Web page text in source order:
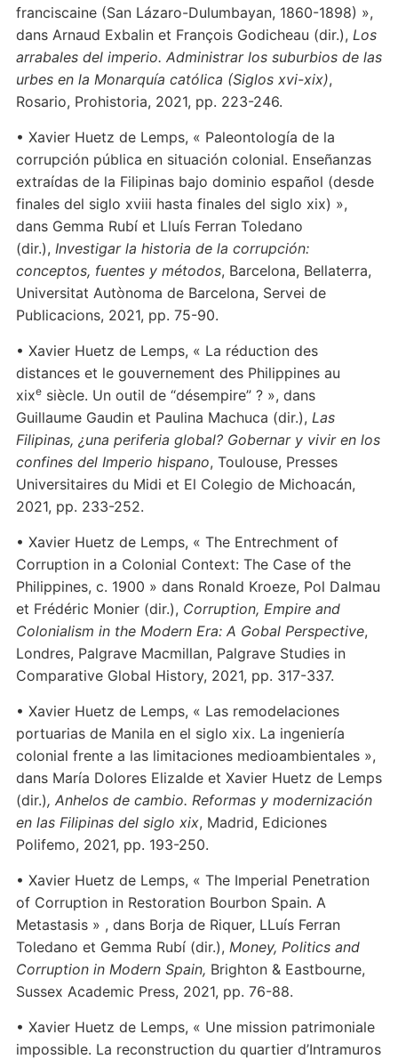
franciscaine (San Lázaro-Dulumbayan, 1860-1898) »,
dans Arnaud Exbalin et François Godicheau (dir.), Los
arrabales del imperio. Administrar los suburbios de las
urbes en la Monarquía católica (Siglos xvi-xix),
Rosario, Prohistoria, 2021, pp. 223-246.
• Xavier Huetz de Lemps, « Paleontología de la
corrupción pública en situación colonial. Enseñanzas
extraídas de la Filipinas bajo dominio español (desde
finales del siglo xviii hasta finales del siglo xix) »,
dans Gemma Rubí et Lluís Ferran Toledano
(dir.), Investigar la historia de la corrupción:
conceptos, fuentes y métodos, Barcelona, Bellaterra,
Universitat Autònoma de Barcelona, Servei de
Publicacions, 2021, pp. 75-90.
• Xavier Huetz de Lemps, « La réduction des
distances et le gouvernement des Philippines au
xixesiècle. Un outil de “désempire” ? », dans
Guillaume Gaudin et Paulina Machuca (dir.), Las
Filipinas, ¿una periferia global? Gobernar y vivir en los
confines del Imperio hispano, Toulouse, Presses
Universitaires du Midi et El Colegio de Michoacán,
2021, pp. 233-252.
• Xavier Huetz de Lemps, « The Entrechment of
Corruption in a Colonial Context: The Case of the
Philippines, c. 1900 » dans Ronald Kroeze, Pol Dalmau
et Frédéric Monier (dir.), Corruption, Empire and
Colonialism in the Modern Era: A Gobal Perspective,
Londres, Palgrave Macmillan, Palgrave Studies in
Comparative Global History, 2021, pp. 317-337.
• Xavier Huetz de Lemps, « Las remodelaciones
portuarias de Manila en el siglo xix. La ingeniería
colonial frente a las limitaciones medioambientales »,
dans María Dolores Elizalde et Xavier Huetz de Lemps
(dir.), Anhelos de cambio. Reformas y modernización
en las Filipinas del siglo xix, Madrid, Ediciones
Polifemo, 2021, pp. 193-250.
• Xavier Huetz de Lemps, « The Imperial Penetration
of Corruption in Restoration Bourbon Spain. A
Metastasis » , dans Borja de Riquer, LLuís Ferran
Toledano et Gemma Rubí (dir.), Money, Politics and
Corruption in Modern Spain, Brighton & Eastbourne,
Sussex Academic Press, 2021, pp. 76-88.
• Xavier Huetz de Lemps, « Une mission patrimoniale
impossible. La reconstruction du quartier d’Intramuros